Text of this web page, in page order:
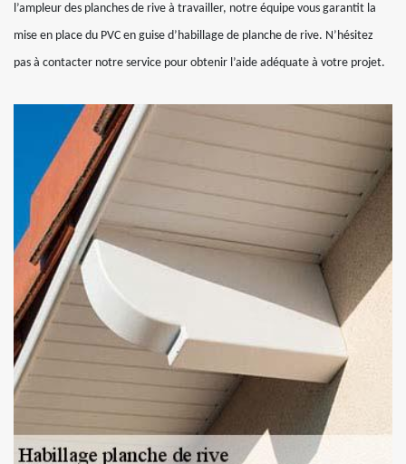
l’ampleur des planches de rive à travailler, notre équipe vous garantit la
mise en place du PVC en guise d’habillage de planche de rive. N’hésitez
pas à contacter notre service pour obtenir l’aide adéquate à votre projet.